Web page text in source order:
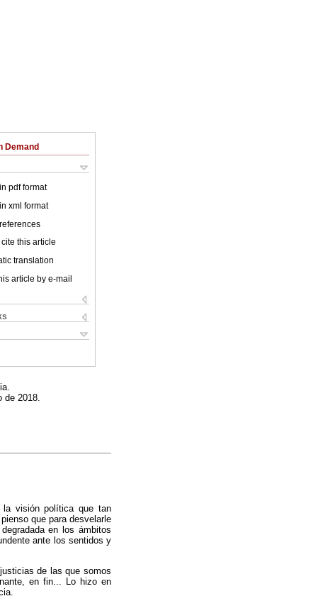
Demand
pdf format
xml format
cite this article
translation
article by e-mail
de 2018.
visión política que tan
que para desvelarle
en los ámbitos
ante los sentidos y
de las que somos
en fin... Lo hizo en